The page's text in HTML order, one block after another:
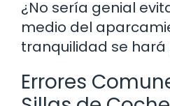
¿No sería genial
medio del
tranquilidad se hará
Errores